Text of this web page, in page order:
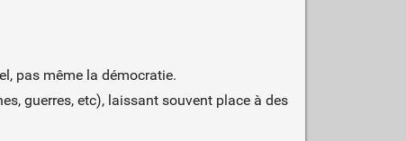
pas même la démocratie.
guerres, etc), laissant souvent place à des